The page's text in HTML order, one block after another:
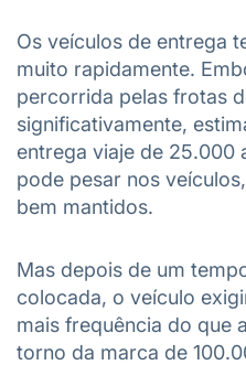
Os veículos de entrega
muito rapidamente.
percorrida pelas frotas
significativamente,
entrega viaje de 25.000
pode pesar nos
bem mantidos.
Mas depois de um
colocada, o veículo
mais frequência do que
torno da marca de